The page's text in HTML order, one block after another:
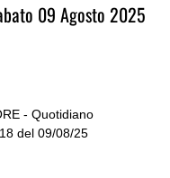
09 Agosto 2025
- Quotidiano
del 09/08/25